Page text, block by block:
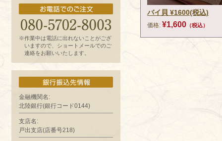
史）
※作業中は電話に出れないことがござ
いますので、ショートメールでのご
連絡をお願いいたします。
金融機関名:
北陸銀行(銀行コード0144)
支店名:
戸出支店(店番号218)
バイ貝 ¥1600(税込)
価格: ¥1,600 （税込）